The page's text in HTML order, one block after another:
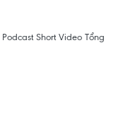
Podcast Short Video Tổng